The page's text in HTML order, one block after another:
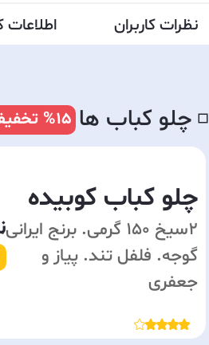
نظرات کاربران اطلاعات
◽️ چلو کباب ها %15
چلو کباب کوبیده
2سیخ 150 گرمی. برنج ایرانی.
گوجه. فلفل تند. پیاز و
جعفری